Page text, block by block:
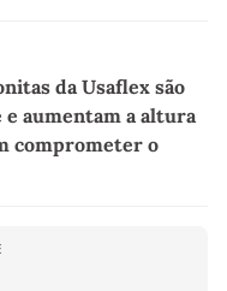
da Usaflex são
e aumentam a altura
comprometer o